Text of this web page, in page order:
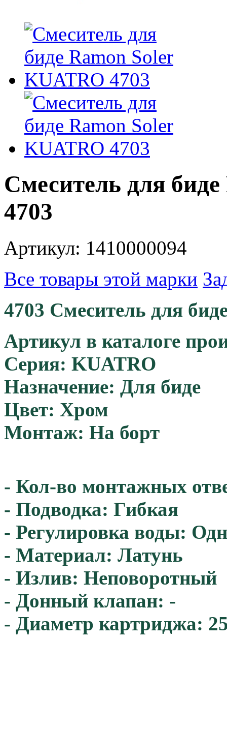
Смеситель для
4703
Артикул: 1410000094
Все товары этой марки
4703 Смеситель для
Артикул в каталоге
Серия: KUATRO
Назначение: Для биде
Цвет: Хром
Монтаж: На борт
- Кол-во монтажных
- Подводка: Гибкая
- Регулировка воды:
- Материал: Латунь
- Излив: Неповоротный
- Донный клапан: -
- Диаметр картриджа: